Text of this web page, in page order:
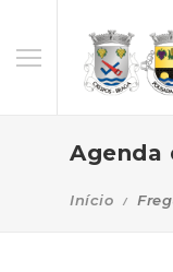
Agenda
Início